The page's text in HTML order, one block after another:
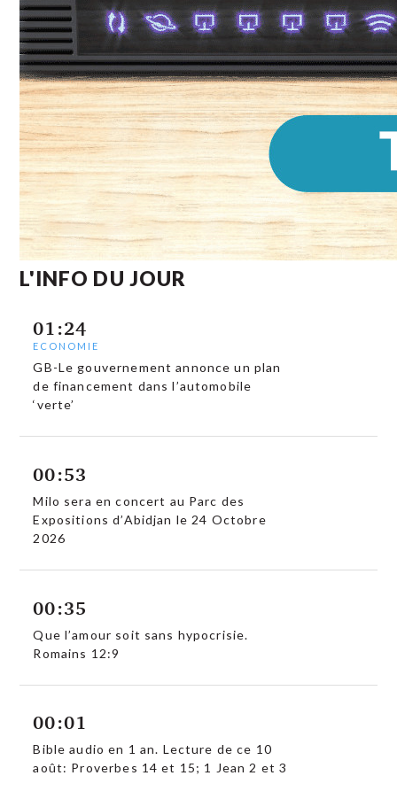
L'INFO DU JOUR
01:24
ECONOMIE
GB-Le gouvernement annonce un plan
de financement dans l’automobile
‘verte’
00:53
Milo sera en concert au Parc des
Expositions d’Abidjan le 24 Octobre
2026
00:35
Que l’amour soit sans hypocrisie.
Romains 12:9
00:01
Bible audio en 1 an. Lecture de ce 10
août: Proverbes 14 et 15; 1 Jean 2 et 3